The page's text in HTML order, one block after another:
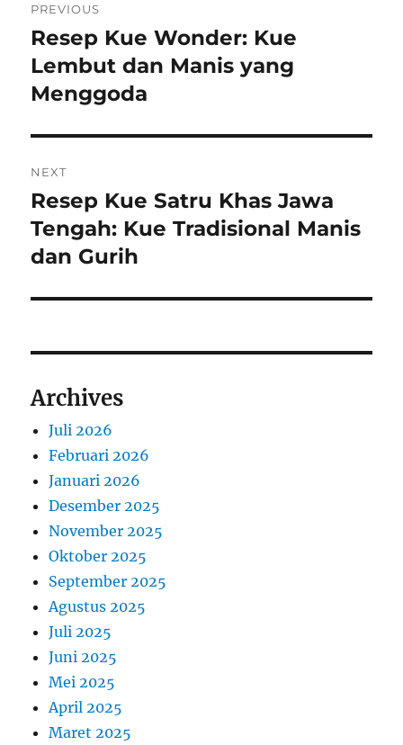
pos
PREVIOUS
Previous
post:
Resep Kue Wonder: Kue
Lembut dan Manis yang
Menggoda
NEXT
Next
post:
Resep Kue Satru Khas Jawa
Tengah: Kue Tradisional Manis
dan Gurih
Archives
Juli 2026
Februari 2026
Januari 2026
Desember 2025
November 2025
Oktober 2025
September 2025
Agustus 2025
Juli 2025
Juni 2025
Mei 2025
April 2025
Maret 2025